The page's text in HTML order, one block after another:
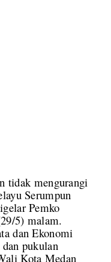
tidak mengurangi
Serumpun
Pemko
5) malam.
dan Ekonomi
pukulan
Kota Medan